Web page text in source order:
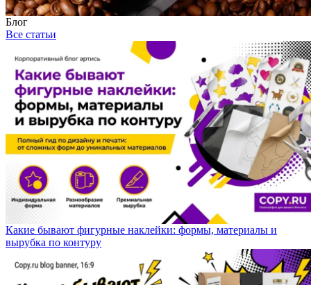
Блог
Все статьи
Какие бывают фигурные наклейки: формы, материалы и
вырубка по контуру